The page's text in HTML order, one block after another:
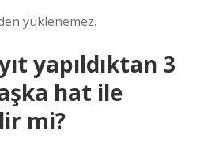
yüklenemez.
yapıldıktan 3
hat ile
mi?